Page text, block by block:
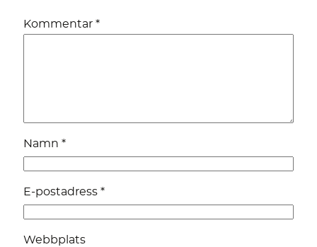
Kommentar *
Namn *
E-postadress *
Webbplats